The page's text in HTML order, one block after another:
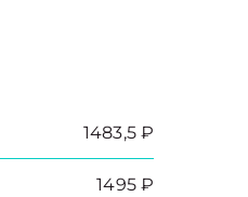
1483,5 ₽
1495 ₽